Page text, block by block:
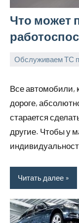
Что может
Обслуживаем ТС
witson_car_r
Все автомобили,
дороге,
старается
другие. Чтобы у
Читать далее